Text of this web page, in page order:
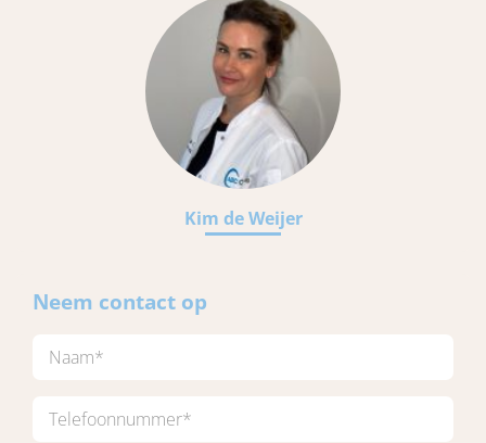
Kim de Weijer
Neem contact op